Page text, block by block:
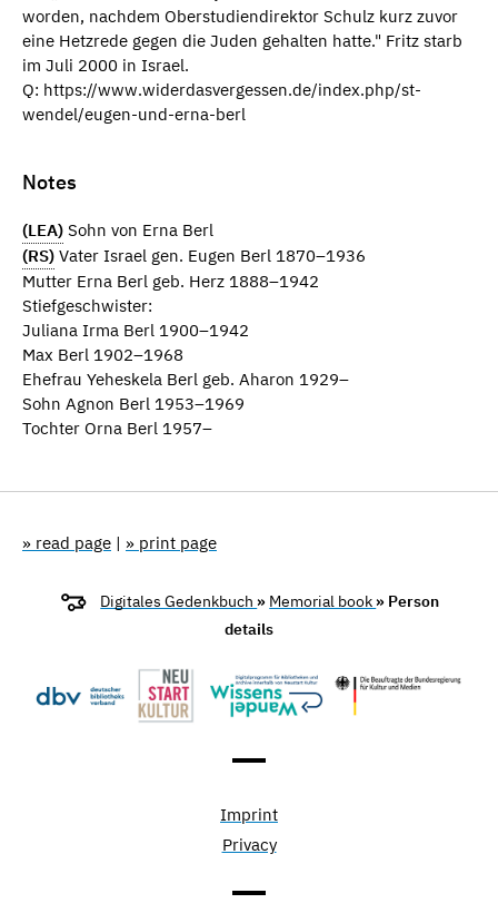
worden, nachdem Oberstudiendirektor Schulz kurz zuvor
eine Hetzrede gegen die Juden gehalten hatte." Fritz starb
im Juli 2000 in Israel.
Q: https://www.widerdasvergessen.de/index.php/st-
wendel/eugen-und-erna-berl
Notes
(LEA) Sohn von Erna Berl
(RS) Vater Israel gen. Eugen Berl 1870–1936
Mutter Erna Berl geb. Herz 1888–1942
Stiefgeschwister:
Juliana Irma Berl 1900–1942
Max Berl 1902–1968
Ehefrau Yeheskela Berl geb. Aharon 1929–
Sohn Agnon Berl 1953–1969
Tochter Orna Berl 1957–
» read page | » print page
Digitales Gedenkbuch » Memorial book » Person
details
Imprint
Privacy